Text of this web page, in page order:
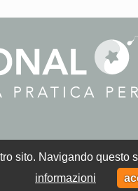
sito. Navigando
informazioni
Cookie|Credits